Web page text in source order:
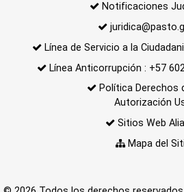
Notificaciones
Línea de Servicio a la
Línea Anticorrupción : +57
Política Derechos
Autorización
Sitios Web
Mapa del